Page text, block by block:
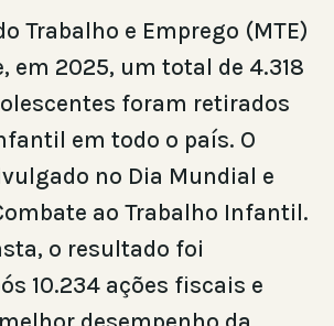
Trabalho e Emprego (MTE)
em 2025, um total de 4.318
foram retirados
em todo o país. O
no Dia Mundial e
ao Trabalho Infantil.
o resultado foi
10.234 ações fiscais e